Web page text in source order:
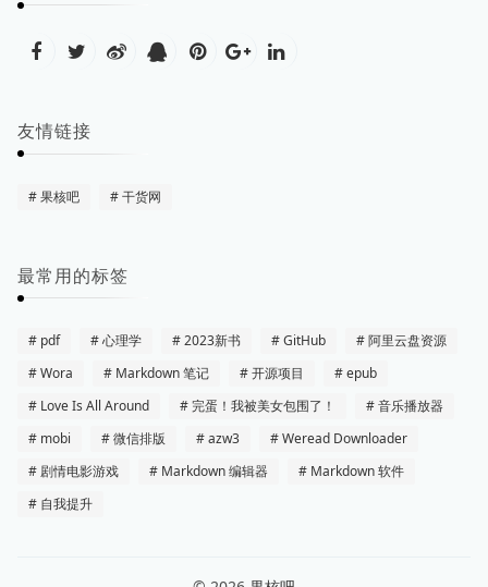
友情链接
果核吧 干货网
最常用的标签
pdf 心理学 2023新书 GitHub
阿里云盘资源
Wora
Markdown 笔记 开源项目
epub
Love Is All Around
完蛋！我被美女包围了！
音乐播放器
mobi
微信排版 azw3
Weread Downloader
剧情电影游戏
Markdown 编辑器
Markdown 软件
自我提升